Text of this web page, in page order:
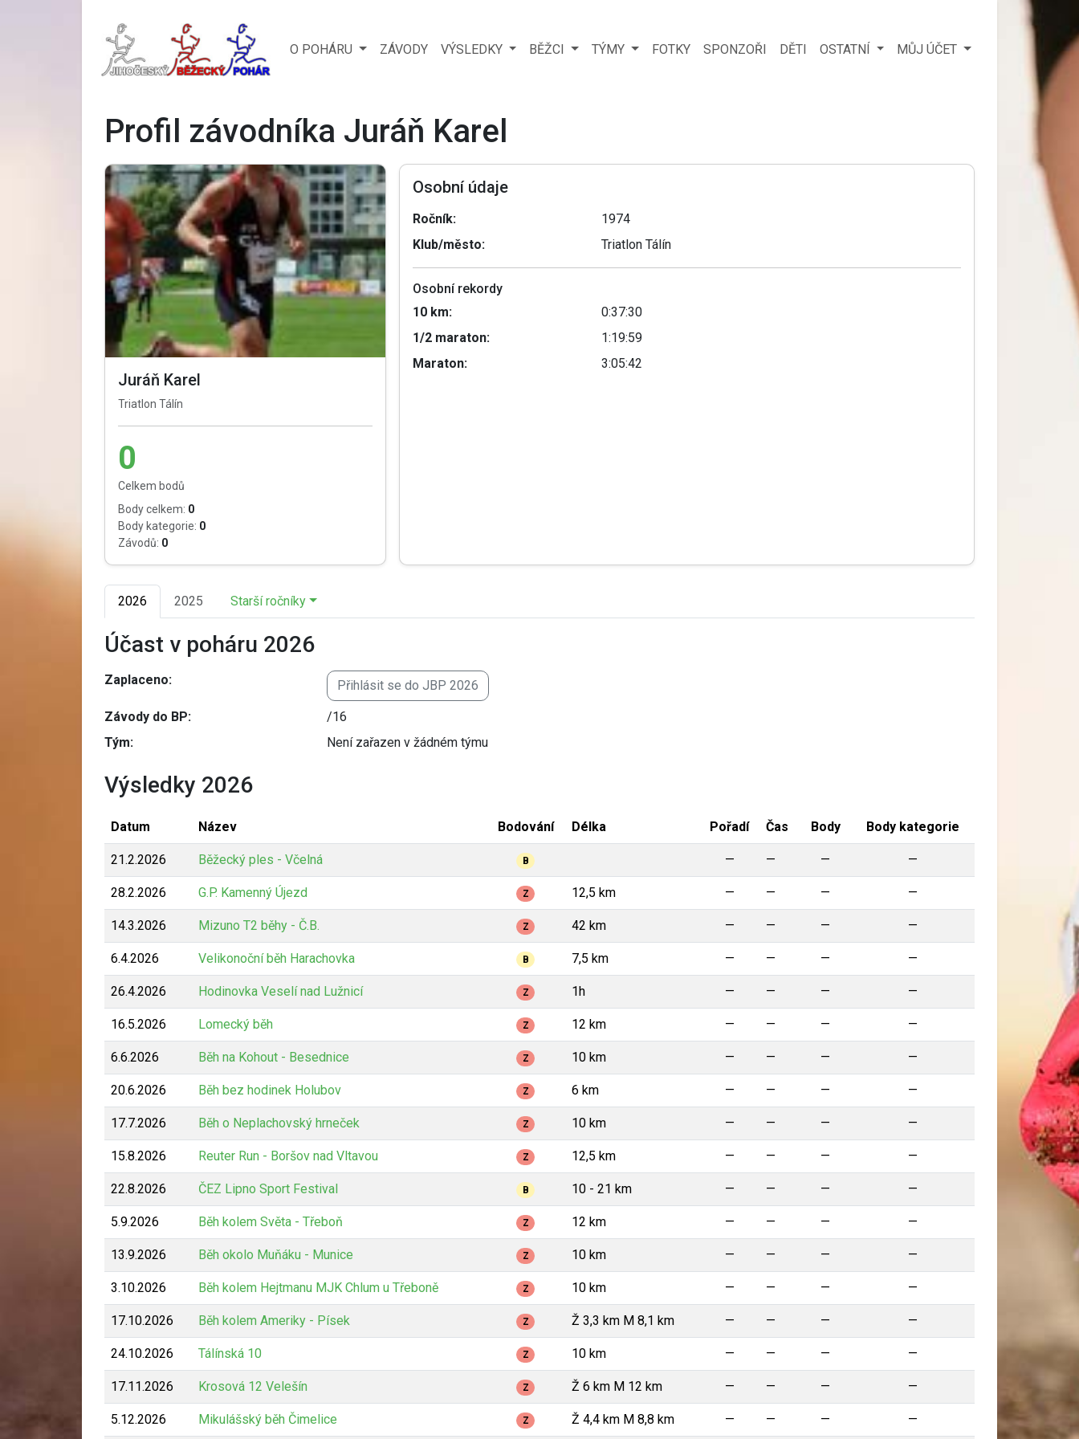
O POHÁRU ZÁVODY VÝSLEDKY BĚŽCI TÝMY FOTKY SPONZOŘI DĚTI OSTATNÍ MŮJ ÚČET
Profil závodníka Juráň Karel
Juráň Karel
Triatlon Tálín
0
Celkem bodů
Body celkem: 0
Body kategorie: 0
Závodů: 0
Osobní údaje
Ročník:
1974
Klub/město:
Triatlon Tálín
Osobní rekordy
10 km:
0:37:30
1/2 maraton:
1:19:59
Maraton:
3:05:42
2026 2025 Starší ročníky
Účast v poháru 2026
Zaplaceno: Přihlásit se do JBP 2026
Závody do BP:
/16
Tým:
Není zařazen v žádném týmu
Výsledky 2026
Datum Název Bodování Délka Pořadí Čas Body Body kategorie
21.2.2026 Běžecký ples - Včelná B — — — —
28.2.2026 G.P. Kamenný Újezd Z 12,5 km — — — —
14.3.2026 Mizuno T2 běhy - Č.B. Z 42 km — — — —
6.4.2026 Velikonoční běh Harachovka B 7,5 km — — — —
26.4.2026 Hodinovka Veselí nad Lužnicí Z 1h — — — —
16.5.2026 Lomecký běh Z 12 km — — — —
6.6.2026 Běh na Kohout - Besednice Z 10 km — — — —
20.6.2026 Běh bez hodinek Holubov Z 6 km — — — —
17.7.2026 Běh o Neplachovský hrneček Z 10 km — — — —
15.8.2026 Reuter Run - Boršov nad Vltavou Z 12,5 km — — — —
22.8.2026 ČEZ Lipno Sport Festival B 10 - 21 km — — — —
5.9.2026 Běh kolem Světa - Třeboň Z 12 km — — — —
13.9.2026 Běh okolo Muňáku - Munice Z 10 km — — — —
3.10.2026 Běh kolem Hejtmanu MJK Chlum u Třeboně Z 10 km — — — —
17.10.2026 Běh kolem Ameriky - Písek Z Ž 3,3 km M 8,1 km — — — —
24.10.2026 Tálínská 10 Z 10 km — — — —
17.11.2026 Krosová 12 Velešín Z Ž 6 km M 12 km — — — —
5.12.2026 Mikulášský běh Čimelice Z Ž 4,4 km M 8,8 km — — — —